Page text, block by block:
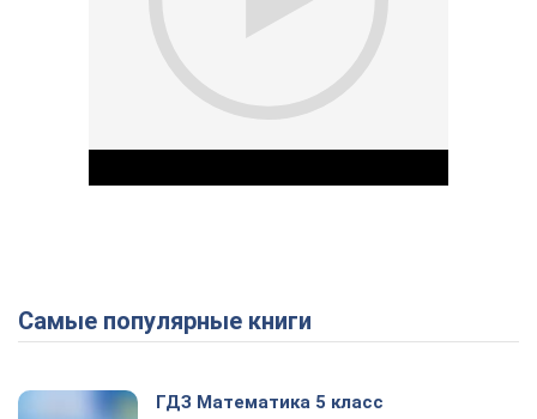
Play Video
Самые популярные книги
ГДЗ Математика 5 класс